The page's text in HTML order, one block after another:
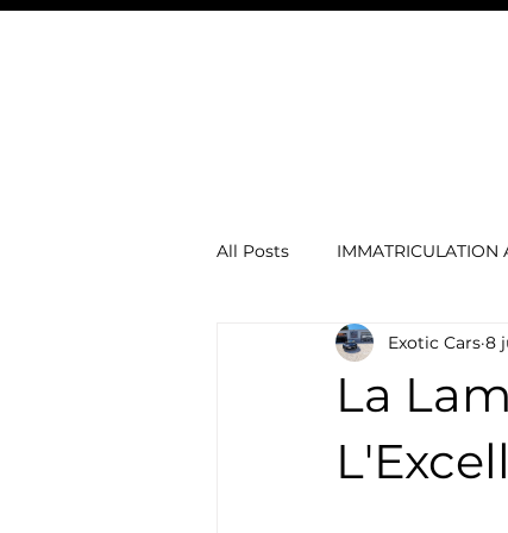
All Posts IMMATRICULATION
Voitures électriques
Actu automobile
La
Exotic Cars 8